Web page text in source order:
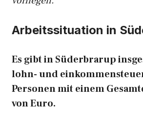
Arbeitssituation in
Es gibt in Süderbrarup
lohn- und
Personen mit einem
von Euro.